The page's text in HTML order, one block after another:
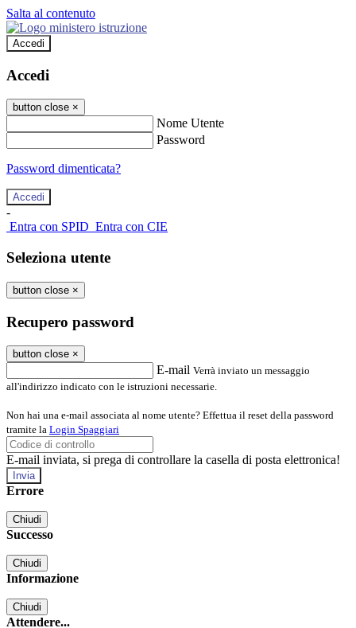
Salta al contenuto
Accedi
Accedi
button close ×
Nome Utente
Password
Password dimenticata?
-
Entra con SPID Entra con CIE
Seleziona utente
button close ×
Recupero password
button close ×
E-mail Verrà inviato un messaggio
all'indirizzo indicato con le istruzioni necessarie.
Non hai una e-mail associata al nome utente? Effettua il reset della password
tramite la Login Spaggiari
E-mail inviata, si prega di controllare la casella di posta elettronica!
Errore
Chiudi
Successo
Chiudi
Informazione
Chiudi
Attendere...